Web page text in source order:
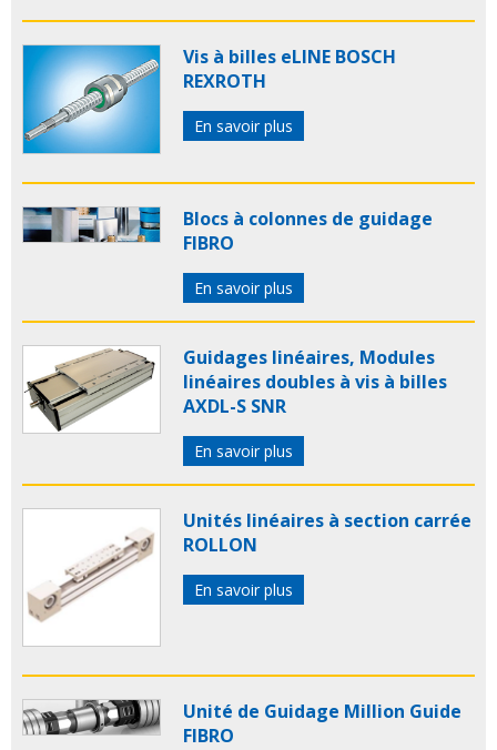
Vis à billes eLINE BOSCH
REXROTH
En savoir plus
Blocs à colonnes de guidage
FIBRO
En savoir plus
Guidages linéaires, Modules
linéaires doubles à vis à billes
AXDL-S SNR
En savoir plus
Unités linéaires à section carrée
ROLLON
En savoir plus
Unité de Guidage Million Guide
FIBRO